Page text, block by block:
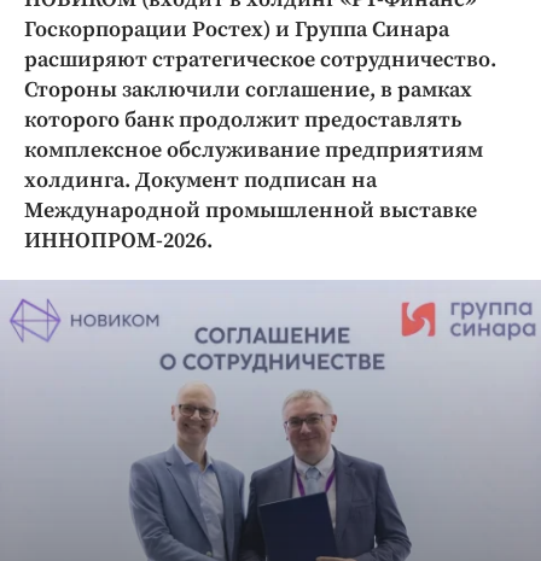
Криминал
Культура
Недвижимость и ЖКХ
Образование
Общество
Погода
Праздники
Экономика и бизнес
Издания
Медиаперсона
Интересное чтиво
Госкорпорации Ростех) и Группа Синара
расширяют стратегическое сотрудничество.
Стороны заключили соглашение, в рамках
которого банк продолжит предоставлять
комплексное обслуживание предприятиям
холдинга. Документ подписан на
Международной промышленной выставке
ИННОПРОМ-2026.